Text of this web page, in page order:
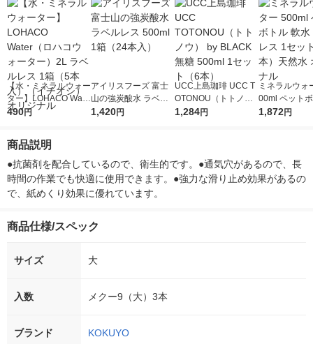
【水・ミネラルウォー
ター】LOHACO Wate
r（ロハコウォータ
シ） オリジナル
490円
アイリスフーズ 富士
山の強炭酸水 ラベル
レス 500ml 1箱（24
1,420円
UCC上島珈琲 UCC T
OTONOU（トトノ
ウ） by BLACK無糖 5
1,284円
ミネラルウォ
00ml ペット
水 ラベルレ
1,872円
商品説明
●抗菌剤を配合しているので、衛生的です。●通気穴があるので、長
時間の作業でも快適に使用できます。●強力な滑り止め効果があるの
で、紙めくり効果に優れています。
商品仕様/スペック
サイズ 大
入数 メクー9（大）3本
ブランド KOKUYO